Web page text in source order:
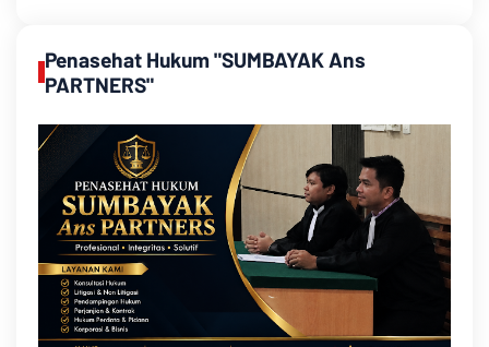
Penasehat Hukum "SUMBAYAK Ans
PARTNERS"